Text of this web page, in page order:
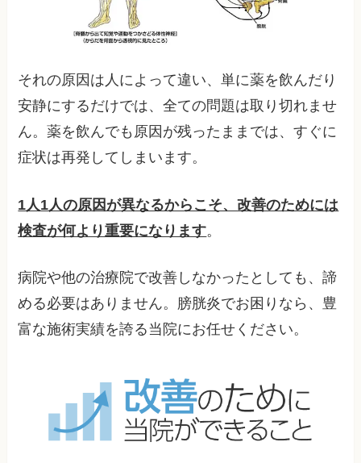
それの原因は人によって違い、単に薬を飲んだり
安静にするだけでは、全ての問題は取り切れませ
ん。薬を飲んでも原因が残ったままでは、すぐに
症状は再発してしまいます。
1人1人の原因が異なるからこそ、改善のためには
検査が何より重要になります。
病院や他の治療院で改善しなかったとしても、諦
める必要はありません。膀胱炎でお困りなら、豊
富な施術実績を誇る当院にお任せください。